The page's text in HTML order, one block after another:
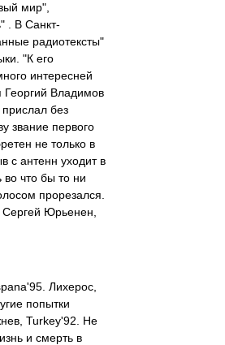
мир",
. В Санкт-
радиотексты"
"К его
интересней
Георгий Владимов
без
звание первого
не только в
с антенн уходит в
что бы то ни
прорезался.
Сергей Юрьенен,
Лихерос,
попытки
Turkey'92. Не
и смерть в